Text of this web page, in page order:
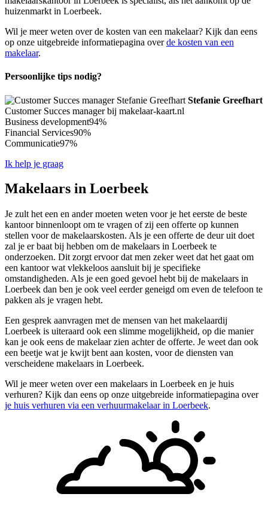
huizenmarkt in Loerbeek.
Wil je meer weten over de kosten van een makelaar? Kijk dan eens
op onze uitgebreide informatiepagina overde kosten van een
makelaar.
Persoonlijke tips nodig?
Stefanie Greefhart
Customer Succes manager bij makelaar-kaart.nl
Business development94%
Financial Services90%
Communicatie97%
Ik help je graag
Makelaars in Loerbeek
Je zult het een en ander moeten weten voor je het eerste de beste
kantoor binnenloopt om te vragen of zij een offerte op kunnen
stellen voor de makelaarskosten. Als je een offerte de deur uit doet
zal je er baat bij hebben om de makelaars in Loerbeek te
onderzoeken. Dit zorgt ervoor dat men zeker weet dat het gaat om
een kantoor wat vlekkeloos aansluit bij je specifieke
omstandigheden. Als je een goed gevoel hebt bij de makelaars in
Loerbeek dan ben je ook veel eerder geneigd om even de telefoon te
pakken als je vragen hebt.
Een gesprek aanvragen met de mensen van het makelaardij
Loerbeek is uiteraard ook een slimme mogelijkheid, op die manier
kan je ook eens de makelaar zien achter de offerte. Je weet dan ook
een beetje wat je kwijt bent aan kosten, voor de diensten van
verscheidene makelaars in Loerbeek.
Wil je meer weten over een makelaars in Loerbeek en je huis
verhuren? Kijk dan eens op onze uitgebreide informatiepagina over
je huis verhuren via een verhuurmakelaar in Loerbeek.